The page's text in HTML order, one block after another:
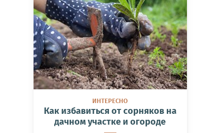
ИНТЕРЕСНО
Как избавиться от сорняков на
дачном участке и огороде